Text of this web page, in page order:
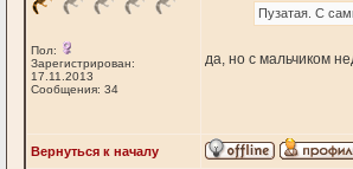
Пол:
Зарегистрирован:
17.11.2013
Сообщения: 34
Пузатая. С
да, но с мальчиком
Вернуться к началу